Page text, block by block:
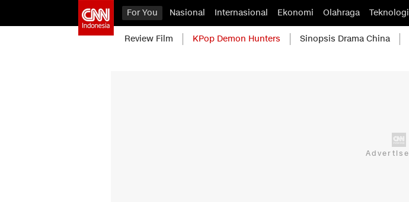
For You Nasional Internasional Ekonomi Olahraga Teknologi
Review Film KPop Demon Hunters Sinopsis Drama China